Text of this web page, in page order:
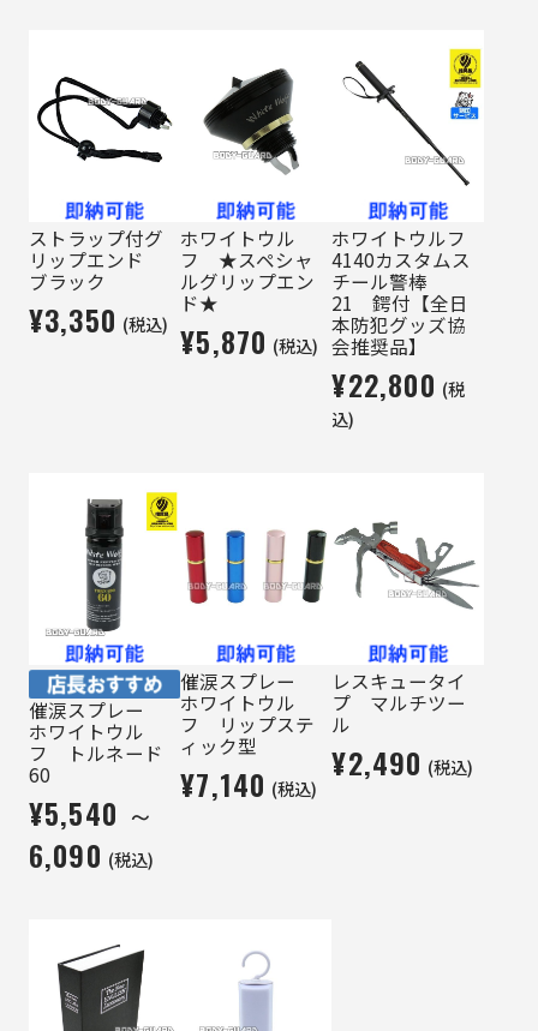
ストラップ付グ
リップエンド
ブラック
¥3,350 (税込)
ホワイトウル
フ ★スペシャ
ルグリップエン
ド★
¥5,870 (税込)
ホワイトウルフ
4140カスタムス
チール警棒
21 鍔付【全日
本防犯グッズ協
会推奨品】
¥22,800 (税
込)
催涙スプレー
ホワイトウル
フ トルネード
60
¥5,540 ～
6,090 (税込)
催涙スプレー
ホワイトウル
フ リップステ
ィック型
¥7,140 (税込)
レスキュータイ
プ マルチツー
ル
¥2,490 (税込)